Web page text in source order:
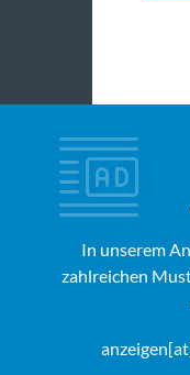
In unserem
zahlreichen